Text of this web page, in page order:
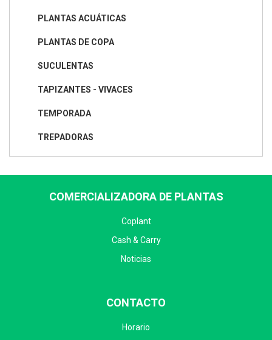
PLANTAS ACUÁTICAS
PLANTAS DE COPA
SUCULENTAS
TAPIZANTES - VIVACES
TEMPORADA
TREPADORAS
COMERCIALIZADORA DE PLANTAS
Coplant
Cash & Carry
Noticias
CONTACTO
Horario